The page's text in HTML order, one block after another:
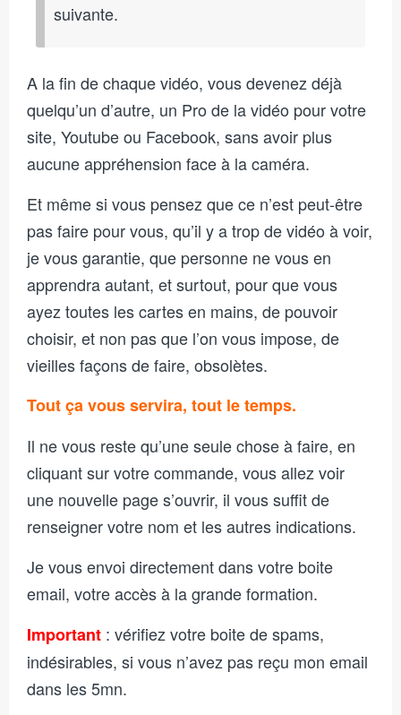
suivante.
A la fin de chaque vidéo, vous devenez déjà
quelqu’un d’autre, un Pro de la vidéo pour votre
site, Youtube ou Facebook, sans avoir plus
aucune appréhension face à la caméra.
Et même si vous pensez que ce n’est peut-être
pas faire pour vous, qu’il y a trop de vidéo à voir,
je vous garantie, que personne ne vous en
apprendra autant, et surtout, pour que vous
ayez toutes les cartes en mains, de pouvoir
choisir, et non pas que l’on vous impose, de
vieilles façons de faire, obsolètes.
Tout ça vous servira, tout le temps.
Il ne vous reste qu’une seule chose à faire, en
cliquant sur votre commande, vous allez voir
une nouvelle page s’ouvrir, il vous suffit de
renseigner votre nom et les autres indications.
Je vous envoi directement dans votre boite
email, votre accès à la grande formation.
Important : vérifiez votre boite de spams,
indésirables, si vous n’avez pas reçu mon email
dans les 5mn.